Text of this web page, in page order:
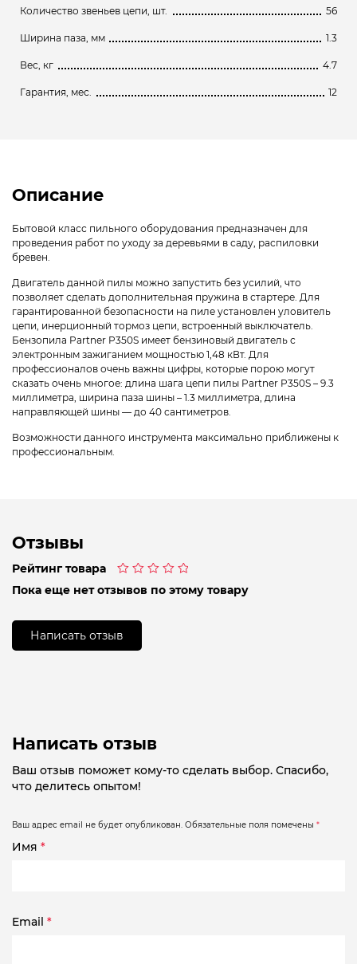
Количество звеньев цепи, шт. 56
Ширина паза, мм 1.3
Вес, кг 4.7
Гарантия, мес. 12
Описание
Бытовой класс пильного оборудования предназначен для
проведения работ по уходу за деревьями в саду, распиловки
бревен.
Двигатель данной пилы можно запустить без усилий, что
позволяет сделать дополнительная пружина в стартере. Для
гарантированной безопасности на пиле установлен уловитель
цепи, инерционный тормоз цепи, встроенный выключатель.
Бензопила Partner P350S имеет бензиновый двигатель с
электронным зажиганием мощностью 1,48 кВт. Для
профессионалов очень важны цифры, которые порою могут
сказать очень многое: длина шага цепи пилы Partner P350S – 9.3
миллиметра, ширина паза шины – 1.3 миллиметра, длина
направляющей шины — до 40 сантиметров.
Возможности данного инструмента максимально приближены к
профессиональным.
Отзывы
Рейтинг товара
0
Пока еще нет отзывов по этому товару
Написать отзыв
Написать отзыв
Ваш отзыв поможет кому-то сделать выбор. Спасибо,
что делитесь опытом!
Ваш адрес email не будет опубликован. Обязательные поля помечены *
Имя *
Email *